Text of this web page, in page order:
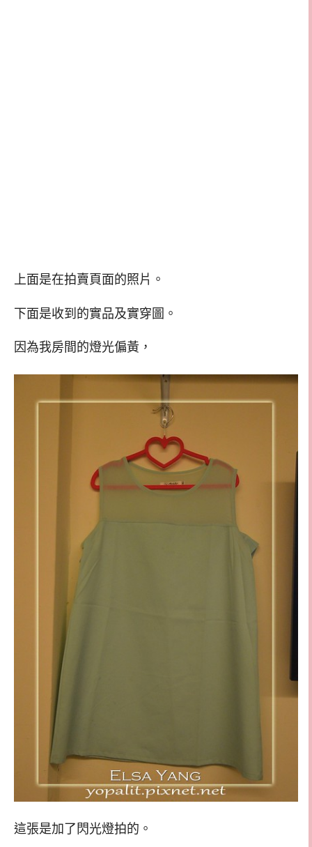
上面是在拍賣頁面的照片。
下面是收到的實品及實穿圖。
因為我房間的燈光偏黃，
這張是加了閃光燈拍的。